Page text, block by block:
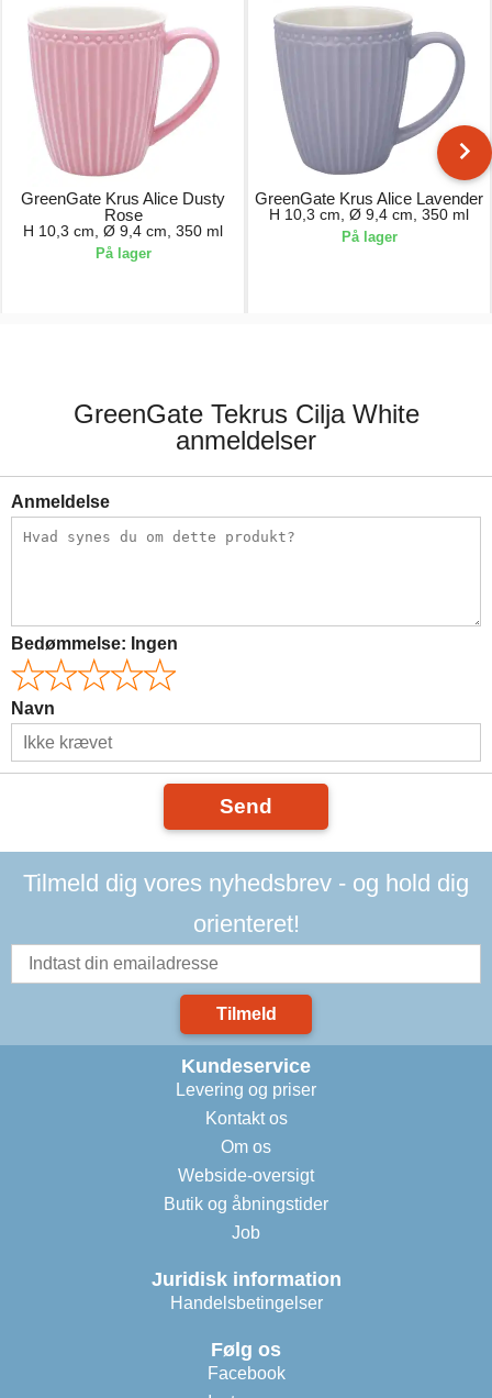
GreenGate Krus Alice Dusty
Rose
H 10,3 cm, Ø 9,4 cm, 350 ml
På lager
GreenGate Krus Alice Lavender
H 10,3 cm, Ø 9,4 cm, 350 ml
På lager
GreenGate Tekrus Cilja White
anmeldelser
Anmeldelse
Bedømmelse: Ingen
Navn
Send
Tilmeld dig vores nyhedsbrev - og hold dig
orienteret!
Tilmeld
Kundeservice
Levering og priser
Kontakt os
Om os
Webside-oversigt
Butik og åbningstider
Job
Juridisk information
Handelsbetingelser
Følg os
Facebook